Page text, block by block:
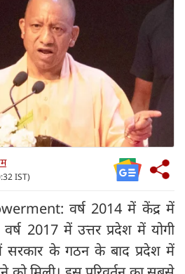
IST)
वर्ष 2014 में केंद्र में
2017 में उत्तर प्रदेश में योगी
सरकार के गठन के बाद प्रदेश में